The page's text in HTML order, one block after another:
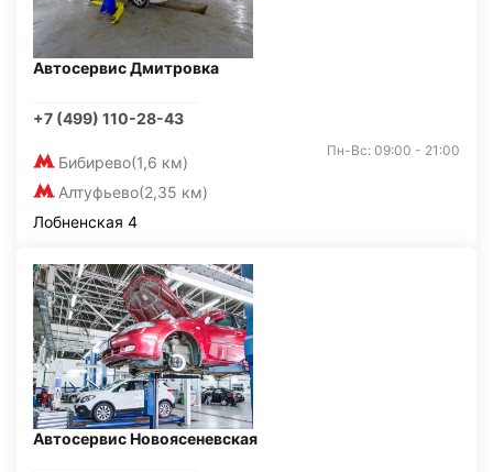
Автосервис Дмитровка
+7 (499) 110-28-43
Бибирево(1,6 км)
Алтуфьево(2,35 км)
Пн-Вс: 09:00 - 21:00
Лобненская 4
Автосервис Новоясеневская